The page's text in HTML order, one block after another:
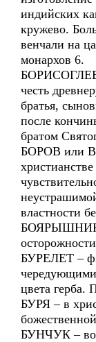
индийских
кружево.
венчали на
монархов 6.
честь
братья,
после
братом
БОРОВ или
властности
БОЯРЫШНИК
БУРЕЛЕТ –
цвета герба.
БУРЯ – в
БУНЧУК –